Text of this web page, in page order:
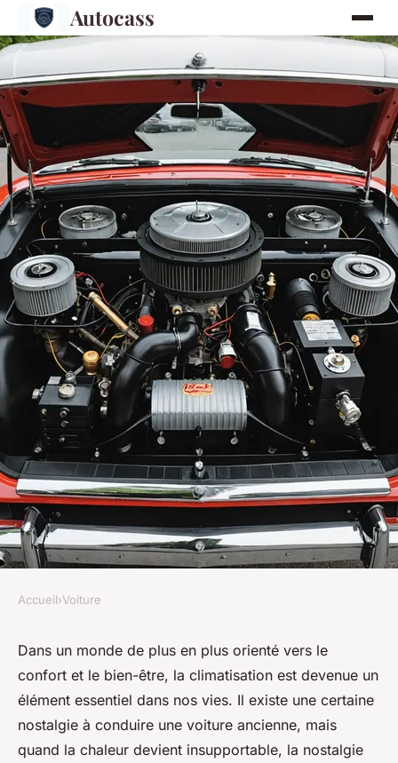
Autocass
Comment installer un système
de climatisation automatique
dans une voiture ancienne
pour plus de confort?
Accueil›Voiture
Dans un monde de plus en plus orienté vers le
confort et le bien-être, la climatisation est devenue un
élément essentiel dans nos vies. Il existe une certaine
nostalgie à conduire une voiture ancienne, mais
quand la chaleur devient insupportable, la nostalgie